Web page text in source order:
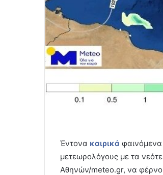
Έντονα καιρικά
μετεωρολόγους με τα
Αθηνών/meteo.gr, να